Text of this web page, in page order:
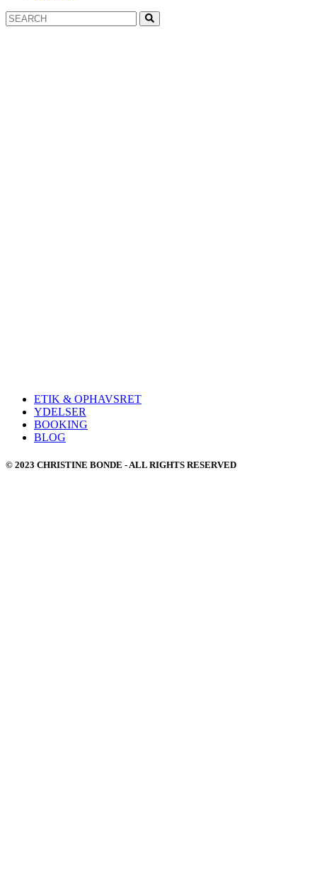
Search
for:
ETIK & OPHAVSRET
YDELSER
BOOKING
BLOG
© 2023 CHRISTINE BONDE - ALL RIGHTS RESERVED